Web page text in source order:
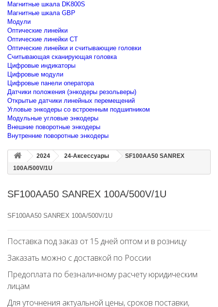
Магнитные шкала DK800S
Магнитные шкала GBP
Модули
Оптические линейки
Оптические линейки CT
Оптические линейки и считывающие головки
Считывающая сканирующая головка
Цифровые индикаторы
Цифровые модули
Цифровые панели оператора
Датчики положения (энкодеры резольверы)
Открытые датчики линейных перемещений
Угловые энкодеры со встроенным подшипником
Модульные угловые энкодеры
Внешние поворотные энкодеры
Внутренние поворотные энкодеры
2024 24-Аксессуары
SF100AA50 SANREX
100A/500V/1U
SF100AA50 SANREX 100A/500V/1U
SF100AA50 SANREX 100A/500V/1U
Поставка под заказ от 15 дней оптом и в розницу
Заказать можно с доставкой по России
Предоплата по безналичному расчету юридическим
лицам
Для уточнения актуальной цены, сроков поставки,